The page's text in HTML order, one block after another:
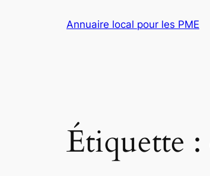
Annuaire local pour les PME
Étiquette :